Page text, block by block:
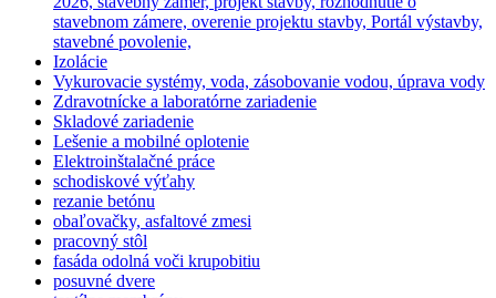
stavebnom zámere, overenie projektu stavby, Portál výstavby,
stavebné povolenie,
Izolácie
Vykurovacie systémy, voda, zásobovanie vodou, úprava vody
Zdravotnícke a laboratórne zariadenie
Skladové zariadenie
Lešenie a mobilné oplotenie
Elektroinštalačné práce
schodiskové výťahy
rezanie betónu
obaľovačky, asfaltové zmesi
pracovný stôl
fasáda odolná voči krupobitiu
posuvné dvere